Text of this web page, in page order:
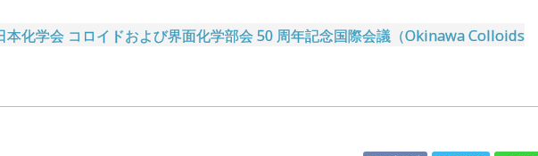
本化学会 コロイドおよび界面化学部会 50 周年記念国際会議（Okinawa Colloids